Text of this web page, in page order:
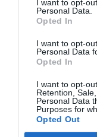
I want to opt-
Personal Data.
Opted In
I want to opt-
Personal Data
Opted In
I want to opt-
Retention,
Personal Data
Purposes for
Opted Out